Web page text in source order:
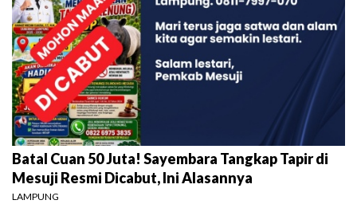
Batal Cuan 50 Juta! Sayembara Tangkap Tapir di
Mesuji Resmi Dicabut, Ini Alasannya
LAMPUNG